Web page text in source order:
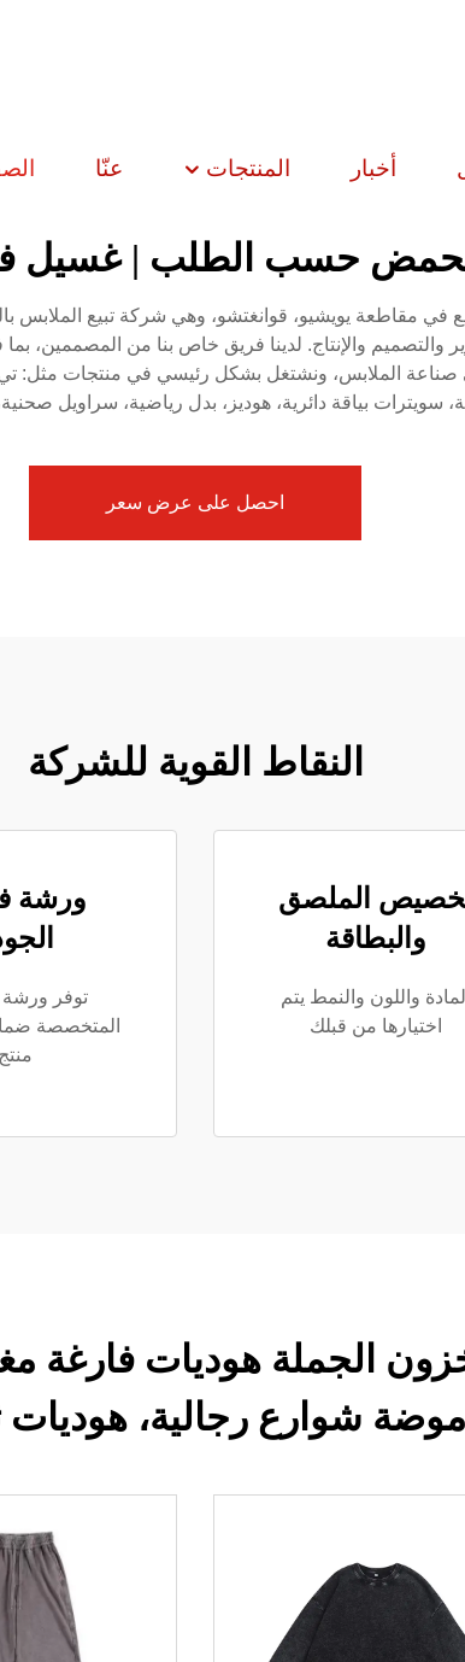
عنّا المنتجات أخبار
حسب الطلب | غسيل
في مقاطعة يويشيو، قوانغتشو، وهي شركة تبيع الملابس
والتصميم والإنتاج. لدينا فريق خاص بنا من
9 سنوات من الخبرة في صناعة الملابس، ونشتغل بشكل رئيسي في
سويترات بياقة دائرية، هوديز، بدل رياضية، سراويل
احصل على عرض سعر
النقاط القوية للشركة
الملصق
والبطاقة
واللون والنمط يتم
اختيارها من قبلك
ورشة
توفر
المتخصصة
منتج
موضة شوارع رجالية، هوديات